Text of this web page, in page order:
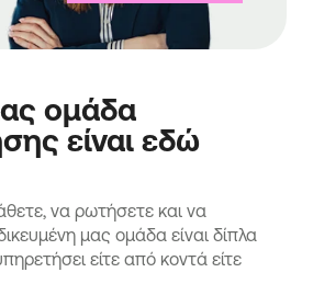
ομάδα
είναι εδώ
να ρωτήσετε και να
μας ομάδα είναι δίπλα
είτε από κοντά είτε